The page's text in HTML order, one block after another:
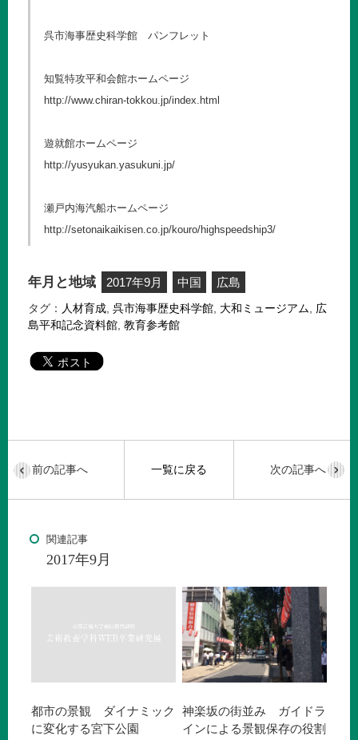
呉市海事歴史科学館 パンフレット
知覧特攻平和会館ホームページ
http://www.chiran-tokkou.jp/index.html
遊就館ホームページ
http://yusyukan.yasukuni.jp/
瀬戸内海汽船ホームページ
http://setonaikaikisen.co.jp/kouro/highspeedship3/
年月と地域 2017年9月 中国 広島
タグ： 人材育成, 呉市海事歴史科学館, 大和ミュージアム, 広
島平和記念資料館, 教育参考館
一覧に戻る
前の記事へ 次の記事へ
関連記事
2017年9月
都市の景観 ダイナミック
に変化する宮下公園
神楽坂の街並み ガイドラ
インによる景観保存の役割